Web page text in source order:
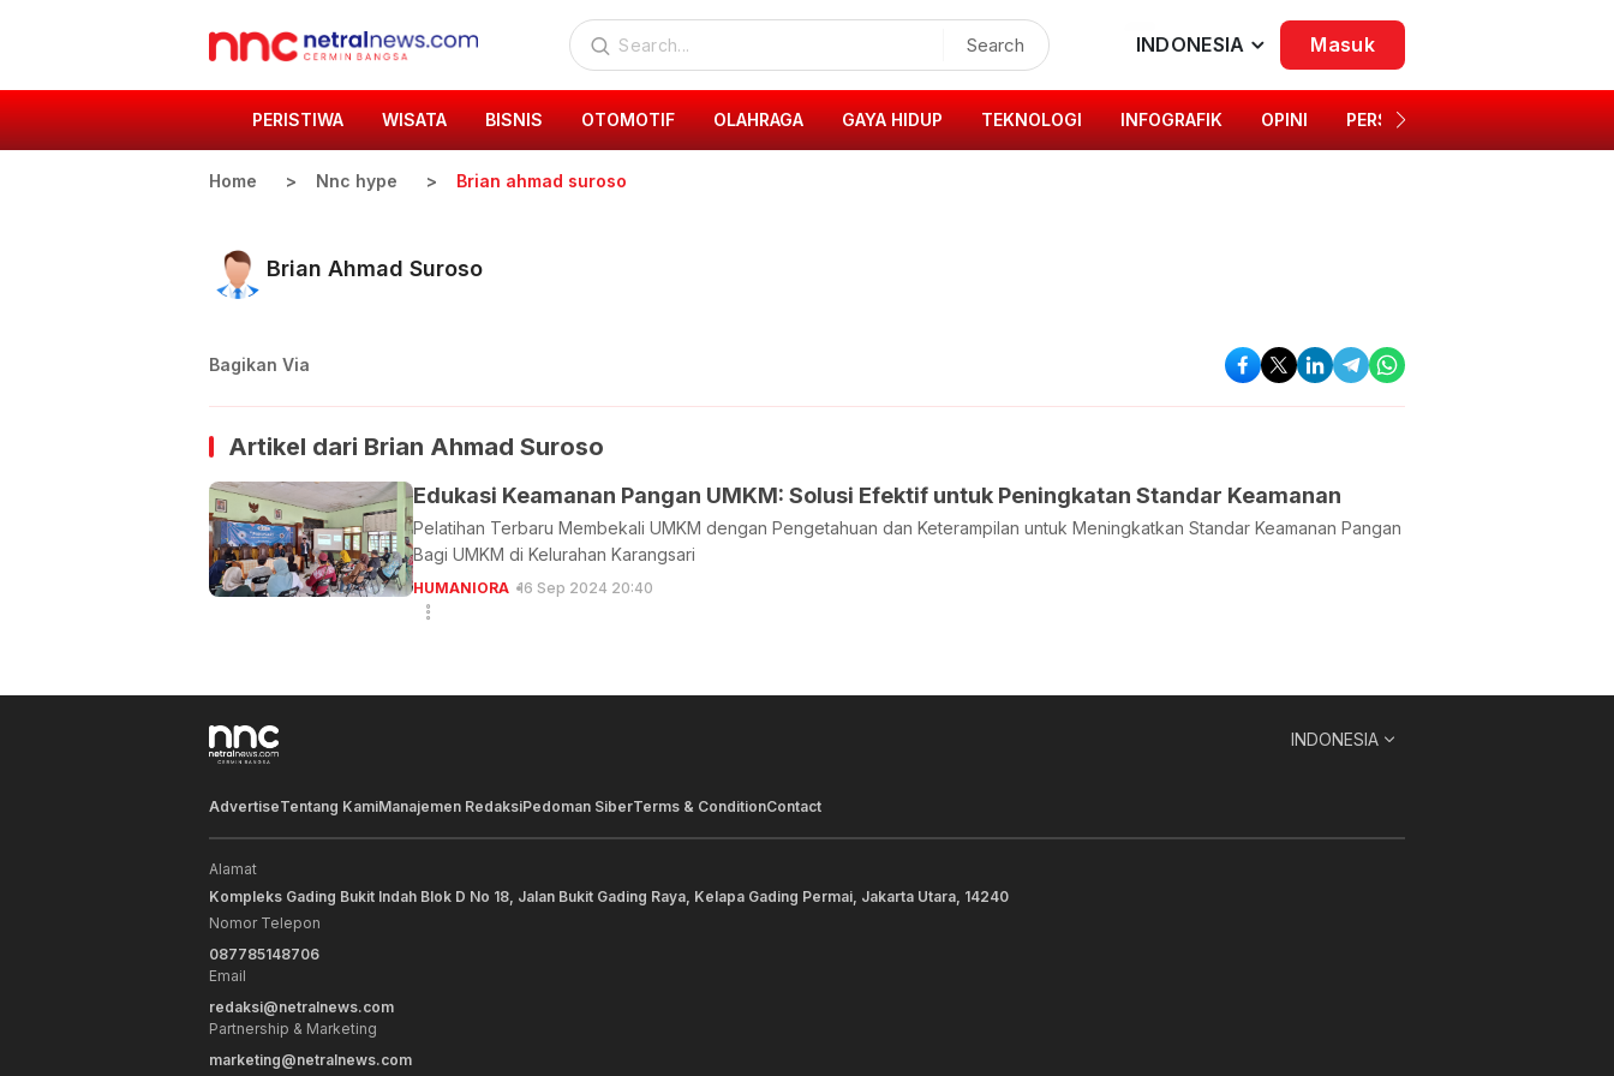
Search INDONESIA Masuk
PERISTIWA WISATA BISNIS OTOMOTIF OLAHRAGA GAYA HIDUP TEKNOLOGI INFOGRAFIK OPINI PERSONA
Home Nnc hype Brian ahmad suroso
Brian Ahmad Suroso
Bagikan Via
Artikel dari Brian Ahmad Suroso
Edukasi Keamanan Pangan UMKM: Solusi Efektif untuk Peningkatan Standar Keamanan
Pelatihan Terbaru Membekali UMKM dengan Pengetahuan dan Keterampilan untuk Meningkatkan Standar Keamanan Pangan
Bagi UMKM di Kelurahan Karangsari
HUMANIORA 16 Sep 2024 20:40
INDONESIA
AdvertiseTentang KamiManajemen RedaksiPedoman SiberTerms & ConditionContact
Alamat
Kompleks Gading Bukit Indah Blok D No 18, Jalan Bukit Gading Raya, Kelapa Gading Permai, Jakarta Utara, 14240
Nomor Telepon
087785148706
Email
redaksi@netralnews.com
Partnership & Marketing
marketing@netralnews.com